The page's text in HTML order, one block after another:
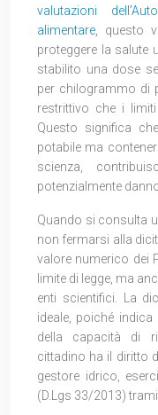
valutazioni
alimentare, questo
proteggere la salute
stabilito una dose
per chilogrammo di
restrittivo che i
Questo significa
potabile ma
scienza,
potenzialmente
Quando si consulta
non fermarsi alla
valore numerico dei
limite di legge, ma
enti scientifici. La
ideale, poiché
della capacità di
cittadino ha il diritto
gestore idrico,
(D.Lgs 33/2013)